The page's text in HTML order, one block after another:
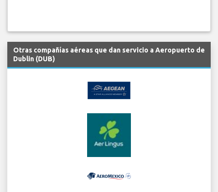
Otras compañías aéreas que dan servicio a Aeropuerto de
Dublin (DUB)